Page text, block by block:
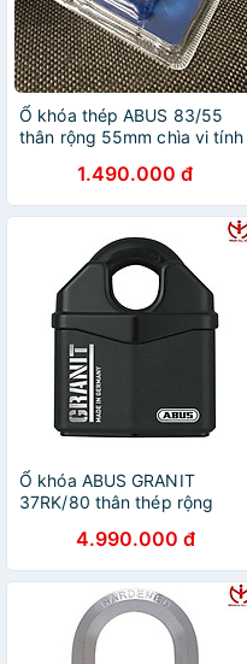
Ổ khóa thép ABUS 83/55
thân rộng 55mm chìa vi tính
1.490.000 đ
Ổ khóa ABUS GRANIT
37RK/80 thân thép rộng
nhất của ABUS - MSOFT
4.990.000 đ